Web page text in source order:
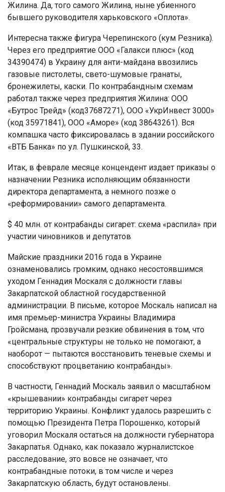
Жилина. Да, того самого Жилина, ныне убиенного
бывшего руководителя харьковского «Оплота».
Интересна также фигура Черепинского (кум Резника).
Через его предприятие ООО «Галакси плюс» (код
34390474) в Украину для анти-майдана ввозились
газовые пистолеты, свето-шумовые гранаты,
бронежилеты, каски. По контрабандным схемам
работал также через предприятия Жилина: ООО
«Бутрос Трейд» (код37687271), ООО «УкрИнвест 3000»
(код 35971841), ООО «Аморе» (код 38643261). Вся
компашка часто фиксировалась в здании российского
«ВТБ Банка» по ул. Пушкинской, 33.
Итак, в феврале месяце концендент издает приказы о
назначении Резника исполняющим обязанности
директора департамента, а немного позже о
«реформировании» самого департамента.
$ 40 млн. от контрабанды сигарет: схема «распила» при
участии чиновников и депутатов
Майские праздники 2016 года в Украине
ознаменовались громким, однако несостоявшимся
уходом Геннадия Москаля с должности главы
Закарпатской областной государственной
администрации. В письме, которое Москаль написал на
имя премьер-министра Украины Владимира
Гройсмана, прозвучали резкие обвинения в том, что
«центральные структуры не только не помогают, а
наоборот — пытаются восстановить теневые схемы и
способствуют процветанию контрабанды».
В частности, Геннадий Москаль заявил о масштабном
«крышевании» контрабанды сигарет через
территорию Украины. Конфликт удалось разрешить с
помощью Президента Петра Порошенко, который
уговорил Москаля остаться на должности губернатора
Закарпатья. Однако, как показало журналистское
расследование, это вовсе не означает, что
контрабандные потоки, в том числе и через
Закарпатскую область, будут остановлены.